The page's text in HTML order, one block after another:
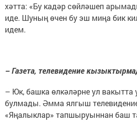
хәтта: «Бу кадәр сөйләшеп
иде. Шуның өчен бу эш миңа бик
идем.
– Газета, телевидение
– Юк, башка өлкәләрне ул вакытта
булмады. Әмма ялгыш
«Яңалыклар» тапшыруыннан баш